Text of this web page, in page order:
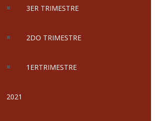
3ER TRIMESTRE
2DO TRIMESTRE
1ERTRIMESTRE
2021